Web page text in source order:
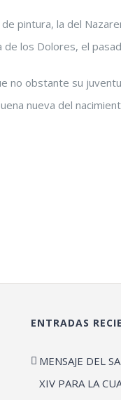
pintura, la del
de los Dolores, el
no obstante su
nueva del
ENTRADAS
MENSAJE DEL
XIV PARA LA